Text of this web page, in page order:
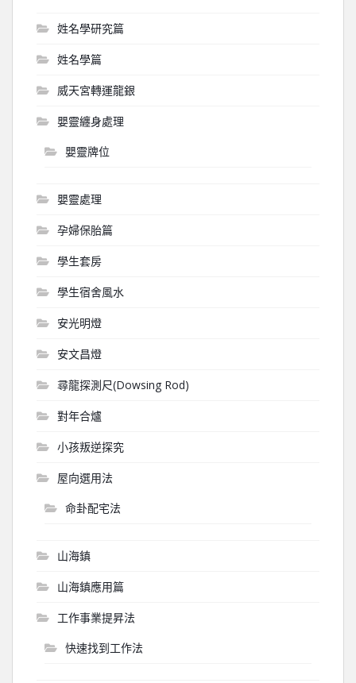
姓名學研究篇
姓名學篇
威天宮轉運龍銀
嬰靈纏身處理
嬰靈牌位
嬰靈處理
孕婦保胎篇
學生套房
學生宿舍風水
安光明燈
安文昌燈
尋龍探測尺(Dowsing Rod)
對年合爐
小孩叛逆探究
屋向選用法
命卦配宅法
山海鎮
山海鎮應用篇
工作事業提昇法
快速找到工作法